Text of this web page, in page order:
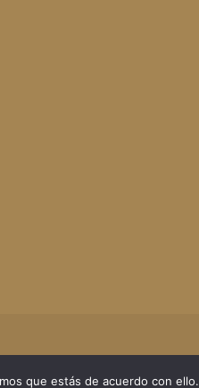
que estás de acuerdo con ello.